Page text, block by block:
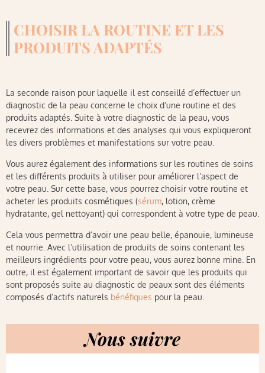
CHOISIR LA ROUTINE ET LES
PRODUITS ADAPTÉS
La seconde raison pour laquelle il est conseillé d’effectuer un
diagnostic de la peau concerne le choix d’une routine et des
produits adaptés. Suite à votre diagnostic de la peau, vous
recevrez des informations et des analyses qui vous expliqueront
les divers problèmes et manifestations sur votre peau.
Vous aurez également des informations sur les routines de soins
et les différents produits à utiliser pour améliorer l’aspect de
votre peau. Sur cette base, vous pourrez choisir votre routine et
acheter les produits cosmétiques (sérum, lotion, crème
hydratante, gel nettoyant) qui correspondent à votre type de peau.
Cela vous permettra d’avoir une peau belle, épanouie, lumineuse
et nourrie. Avec l’utilisation de produits de soins contenant les
meilleurs ingrédients pour votre peau, vous aurez bonne mine. En
outre, il est également important de savoir que les produits qui
sont proposés suite au diagnostic de peaux sont des éléments
composés d’actifs naturels bénéfiques pour la peau.
Nous suivre